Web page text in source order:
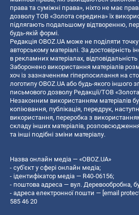
права та суміжні права», ніхто не має
дозволу ТОВ «Золота середина» їх
підлягають подальшому відтворенню,
будь-якій формі.
Редакція OBOZ.UA може не поділяти
авторському матеріалі. За достовірність
в рекламних матеріалах,
Заборонено використання матеріалів
хоч із зазначенням гіперпосилання на
логотипу OBOZ.UA або будь-якого іншого
письмового дозволу Редакції/ТОВ
Незаконним використанням матеріалів
копiювання, публiкацiя, передрук,
використання, переробка з
складу інших матеріалів,
та інші подібні зміни матеріалу.
Назва онлайн медіа — «OBOZ.UA»
- суб'єкт у сфері онлайн медіа;
- ідентифікатор медіа — R40-06156;
- поштова адреса — вул. Деревообробна,
- адреса електронної пошти — [email
585 46 20